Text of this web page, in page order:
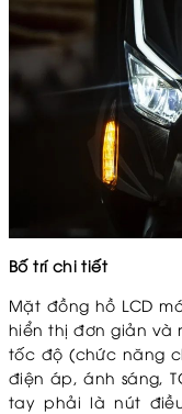
Bố trí chi tiết
Mặt đồng hồ LCD
hiển thị đơn giản và
tốc độ (chức năng
điện áp, ánh sáng,
tay phải là nút